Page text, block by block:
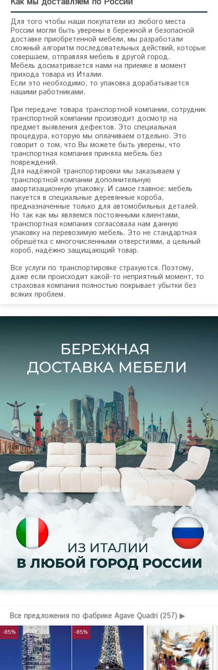
Для того чтобы наши покупатели из любого места
России могли быть уверены в бережной и безопасной
доставке приобретенной мебели, мы разработали
сложный алгоритм последовательных действий, которые
совершаем, отправляя мебель в другой город.
Мебель досматривается нами на приемке в момент
прихода товара из Италии.
Если это необходимо, то упаковка дорабатывается
нашими работниками.
При передаче товара транспортной компании, сотрудник
транспортной компании производит досмотр на
предмет выявления дефектов. Это специальная
процедура, которую мы оплачиваем отдельно. Это
говорит о том, что Вы можете быть уверены, что
транспортная компания приняла мебель без
повреждений.
Для надёжной транспортировки мы заказываем у
транспортной компании дополнительную
амортизационную упаковку. И самое главное: мебель
пакуется в специальные деревянные короба,
предназначенные только для автомобильных деталей.
Но так как мы являемся постоянными клиентами,
транспортная компания согласовала нам данную
упаковку на перевозимую мебель. Это не стандартная
обрешётка с многочисленными отверстиями, а цельный
короб, надёжно защищающий товар.
Все услуги по транспортировке страхуются. Поэтому,
даже если происходит какой-то неприятный момент, то
страховая компания полностью покрывает убытки без
всяких проблем.
Все предложения по фабрике Agave Quadri (257) ▶
-85% -85%